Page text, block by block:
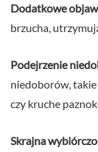
Dodatkowe
brzucha,
Podejrzenie
niedoborów, takie
czy kruche
Skrajna